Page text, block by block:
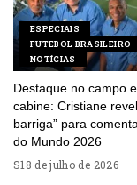
ESPECIAIS
FUTEBOL BRASILEIRO
NOTÍCIAS
Destaque no campo
cabine: Cristiane
barriga” para
do Mundo 2026
18 de julho de 2026